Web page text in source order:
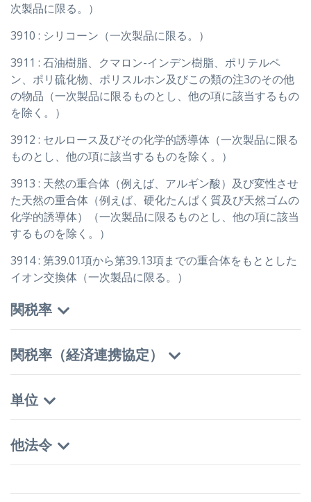
次製品に限る。）
3910 : シリコーン（一次製品に限る。）
3911 : 石油樹脂、クマロン-インデン樹脂、ポリテルペ
ン、ポリ硫化物、ポリスルホン及びこの類の注3のその他
の物品（一次製品に限るものとし、他の項に該当するもの
を除く。）
3912 : セルロース及びその化学的誘導体（一次製品に限る
ものとし、他の項に該当するものを除く。）
3913 : 天然の重合体（例えば、アルギン酸）及び変性させ
た天然の重合体（例えば、硬化たんぱく質及び天然ゴムの
化学的誘導体）（一次製品に限るものとし、他の項に該当
するものを除く。）
3914 : 第39.01項から第39.13項までの重合体をもととした
イオン交換体（一次製品に限る。）
関税率
関税率（経済連携協定）
単位
他法令